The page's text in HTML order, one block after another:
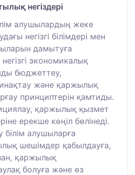
негіздері
алушылардың жеке
негізгі білімдері мен
дамытуға
экономикалық
бюджеттеу,
және қаржылық
принциптерін қамтиды.
қаржылық қызмет
ерекше көңіл бөлінеді.
білім алушыларға
шешімдер қабылдауға,
қаржылық
болуға және өз